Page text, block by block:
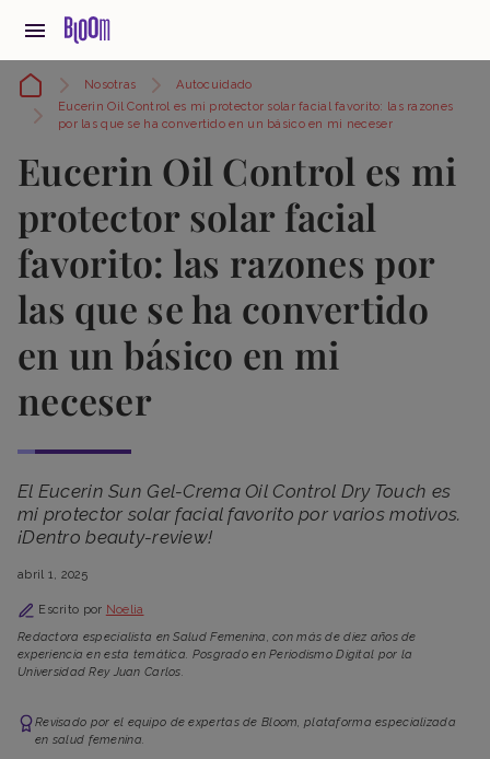
Nosotras
Autocuidado
Eucerin Oil Control es mi protector solar facial favorito: las razones
por las que se ha convertido en un básico en mi neceser
Eucerin Oil Control es mi
protector solar facial
favorito: las razones por
las que se ha convertido
en un básico en mi
neceser
El Eucerin Sun Gel-Crema Oil Control Dry Touch es
mi protector solar facial favorito por varios motivos.
¡Dentro beauty-review!
abril 1, 2025
Escrito por Noelia
Redactora especialista en Salud Femenina, con más de diez años de
experiencia en esta temática. Posgrado en Periodismo Digital por la
Universidad Rey Juan Carlos.
Revisado por el equipo de expertas de Bloom, plataforma especializada
en salud femenina.